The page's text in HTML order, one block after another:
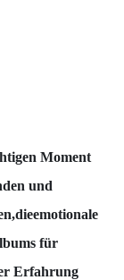
Moment
und
dieemotionale
für
Erfahrung